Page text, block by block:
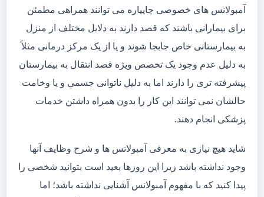
آمبولانس های خصوصی چایپاره می توانند همراهی مطمئن
برای بیمارانی باشند که قصد دارند به دلایل مختلف از منزل
به بیمارستانی خاص جابجا شوند و یا از یک مرکز درمانی مثلاً
به دلیل عدم وجود یک تخصص ویژه قصد انتقال به بیمارستان
پیشرفته تری را دارند اما به دلیل ناتوانی جسمی و یا وخامت
حالشان نمی توانند این کار را بدون همراه داشتن خدمات
پزشکی انجام دهند.
شاید هیچ نیازی به معرفی آمبولانس ها و شرح وظایف آنها
وجود نداشته باشد زیرا این روزها بعید است بتوانید شخصی را
پیدا کنید که با مفهوم آمبولانس آشنایی نداشته باشد؛ اما